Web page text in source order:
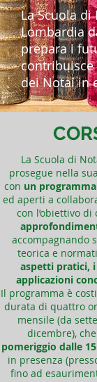
La Scuola
Lombardia
prepara i
dei Notai in
La Scuola di
prosegue nella
con un
ed aperti a
con l’obiettivo di
accompagnando
teorica e
aspetti pratici,
applicazioni
Il programma è
durata di quattro
mensile (da
dicembre),
pomeriggio dalle
in presenza
fino ad